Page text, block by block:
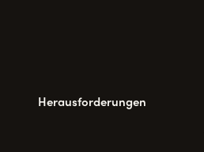
Herausforderungen